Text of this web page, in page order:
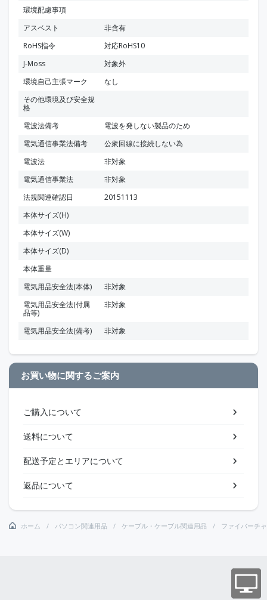
環境配慮事項
アスベスト
非含有
RoHS指令
対応RoHS10
J-Moss
対象外
環境自己主張マーク
なし
その他環境及び安全規
格
電波法備考
電波を発しない製品のため
電気通信事業法備考
公衆回線に接続しない為
電波法
非対象
電気通信事業法
非対象
法規関連確認日
20151113
本体サイズ(H)
本体サイズ(W)
本体サイズ(D)
本体重量
電気用品安全法(本体)
非対象
電気用品安全法(付属
品等)
非対象
電気用品安全法(備考) 非対象
お買い物に関するご案内
ご購入について
送料について
配送予定とエリアについて
返品について
ホーム パソコン関連用品 ケーブル・ケーブル関連用品 ファイバーチ